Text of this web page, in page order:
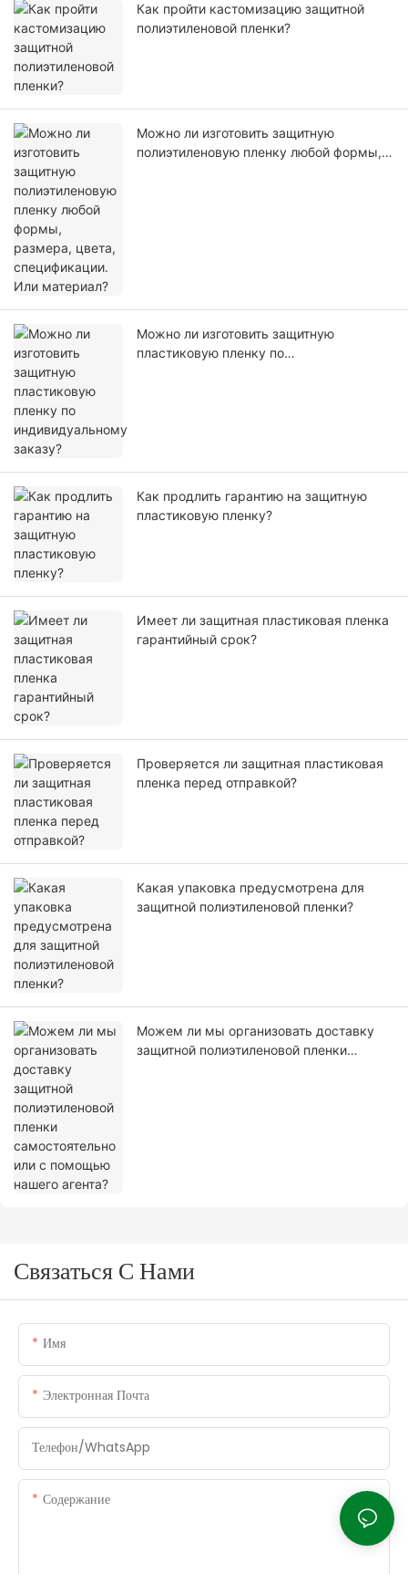
Как пройти кастомизацию защитной
полиэтиленовой пленки?
Можно ли изготовить защитную
полиэтиленовую пленку любой формы,
Можно ли изготовить защитную
пластиковую пленку по
Как продлить гарантию на защитную
пластиковую пленку?
Имеет ли защитная пластиковая пленка
гарантийный срок?
Проверяется ли защитная пластиковая
пленка перед отправкой?
Какая упаковка предусмотрена для
защитной полиэтиленовой пленки?
Можем ли мы организовать доставку
защитной полиэтиленовой пленки
Связаться С Нами
Имя
Электронная Почта
Телефон/WhatsApp
Содержание